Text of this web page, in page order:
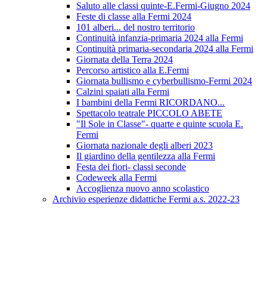
Saluto alle classi quinte-E.Fermi-Giugno 2024
Feste di classe alla Fermi 2024
101 alberi... del nostro territorio
Continuità infanzia-primaria 2024 alla Fermi
Continuità primaria-secondaria 2024 alla Fermi
Giornata della Terra 2024
Percorso artistico alla E.Fermi
Giornata bullismo e cyberbullismo-Fermi 2024
Calzini spaiati alla Fermi
I bambini della Fermi RICORDANO...
Spettacolo teatrale PICCOLO ABETE
"Il Sole in Classe"- quarte e quinte scuola E.
Fermi
Giornata nazionale degli alberi 2023
Il giardino della gentilezza alla Fermi
Festa dei fiori- classi seconde
Codeweek alla Fermi
Accoglienza nuovo anno scolastico
Archivio esperienze didattiche Fermi a.s. 2022-23